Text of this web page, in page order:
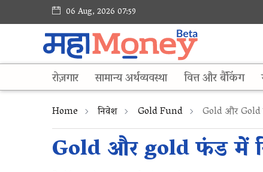
06 Aug, 2026 07:59
रोज़गार सामान्य अर्थव्यवस्था वित्त और बैंकिंग
Home निवेश Gold Fund Gold और Gold
Gold और gold फंड में